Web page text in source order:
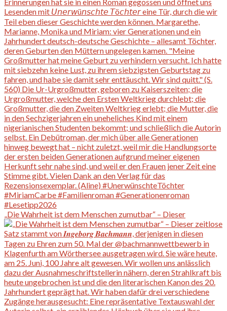
„Die Wahrheit ist dem Menschen zumutbar“ – Dieser